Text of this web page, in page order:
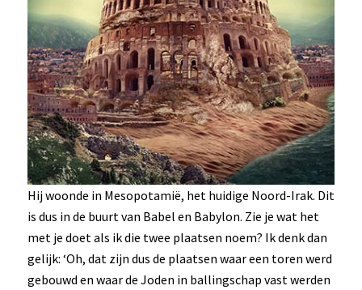
Hij woonde in Mesopotamië, het huidige Noord-Irak. Dit
is dus in de buurt van Babel en Babylon. Zie je wat het
met je doet als ik die twee plaatsen noem? Ik denk dan
gelijk: ‘Oh, dat zijn dus de plaatsen waar een toren werd
gebouwd en waar de Joden in ballingschap vast werden